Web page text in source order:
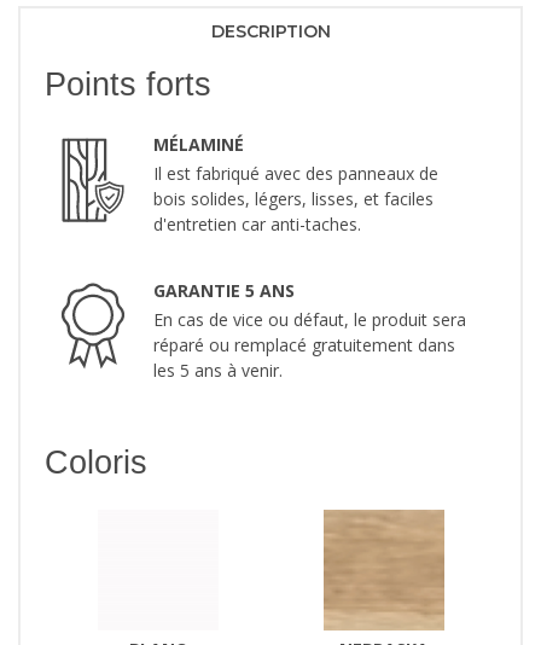
DESCRIPTION
Points forts
MÉLAMINÉ
Il est fabriqué avec des panneaux de
bois solides, légers, lisses, et faciles
d'entretien car anti-taches.
GARANTIE 5 ANS
En cas de vice ou défaut, le produit sera
réparé ou remplacé gratuitement dans
les 5 ans à venir.
Coloris